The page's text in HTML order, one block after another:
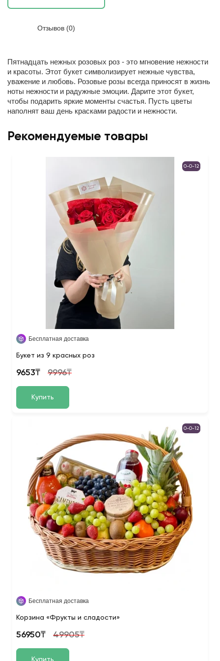
Отзывов (0)
Пятнадцать нежных розовых роз - это мгновение нежности
и красоты. Этот букет символизирует нежные чувства,
уважение и любовь. Розовые розы всегда приносят в жизнь
ноты нежности и радужные эмоции. Дарите этот букет,
чтобы подарить яркие моменты счастья. Пусть цветы
наполнят ваш день красками радости и нежности.
Рекомендуемые товары
0-0-12
Бесплатная доставка
Букет из 9 красных роз
9653₸ 9996₸
Купить
0-0-12
Бесплатная доставка
Корзина «Фрукты и сладости»
56950₸ 49905₸
Купить